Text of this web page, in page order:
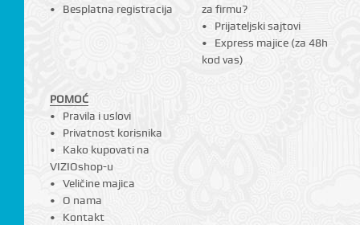
Besplatna registracija
za firmu?
Prijateljski sajtovi
Express majice (za 48h
kod vas)
POMOĆ
Pravila i uslovi
Privatnost korisnika
Kako kupovati na
VIZIOshop-u
Veličine majica
O nama
Kontakt